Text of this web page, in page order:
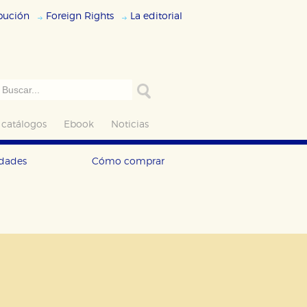
Foreign Rights La editorial
catálogos Ebook Noticias
Cómo comprar
nuestro sistema. Es posible
funcionar correctamente.